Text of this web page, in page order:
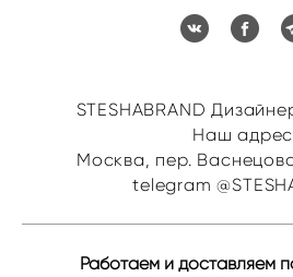
STESHABRAND
Наш
Москва, пер.
telegram
Работаем и доставляем